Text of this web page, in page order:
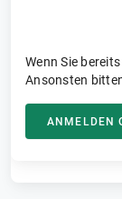
Wenn Sie
Ansonsten
ANMELDEN